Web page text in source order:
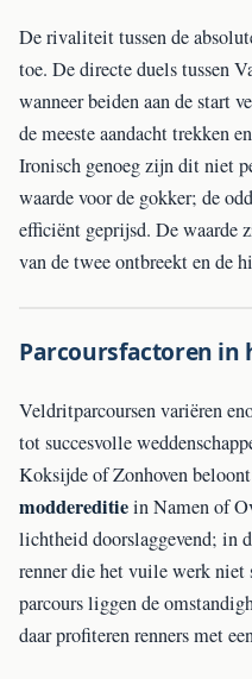
De rivaliteit tussen de
toe. De directe duels tussen
wanneer beiden aan de start
de meeste aandacht trekken
Ironisch genoeg zijn dit niet
waarde voor de gokker; de
efficiënt geprijsd. De waarde
van de twee ontbreekt en de
Parcoursfactoren in
Veldritparcoursen variëren
tot succesvolle
Koksijde of Zonhoven
moddereditiein Namen of
lichtheid doorslaggevend; in
renner die het vuile werk niet
parcours liggen de
daar profiteren renners met